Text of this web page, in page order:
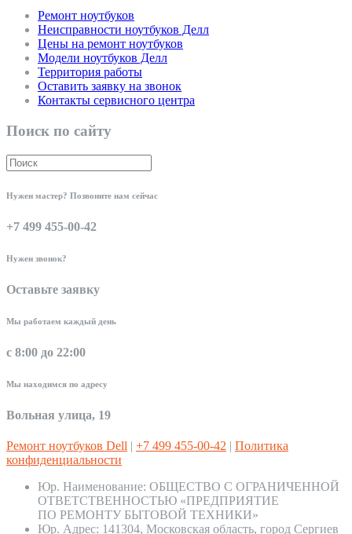
Ремонт ноутбуков
Неисправности ноутбуков Делл
Цены на ремонт ноутбуков
Модели ноутбуков Делл
Территория работы
Оставить заявку на звонок
Контакты сервисного центра
Поиск по сайту
Нужен мастер? Позвоните нам сейчас
+7 499 455-00-42
Нужен звонок?
Оставьте заявку
Мы работаем каждый день
с 8:00 до 22:00
Мы находимся по адресу
Вольная улица, 19
Ремонт ноутбуков Dell | +7 499 455-00-42 | Политика
конфиденциальности
Юр. Наименование: ОБЩЕСТВО С ОГРАНИЧЕННОЙ
ОТВЕТСТВЕННОСТЬЮ «ПРЕДПРИЯТИЕ
ПО РЕМОНТУ БЫТОВОЙ ТЕХНИКИ»
Юр. Адрес: 141304, Московская область, город Сергиев